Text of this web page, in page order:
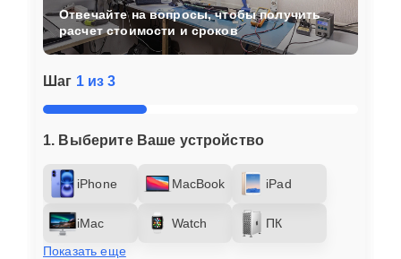
Шаг 1 из 3
1. Выберите Ваше устройство
iPhone MacBook iPad
iMac Watch
ПК
Показать еще
Отвечайте на вопросы, чтобы получить
расчет стоимости и сроков